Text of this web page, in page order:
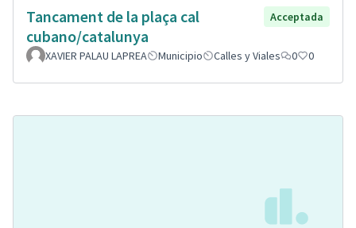
Tancament de la plaça cal
cubano/catalunya
Acceptada
XAVIER PALAU LAPREA Municipio Calles y Viales 0 0